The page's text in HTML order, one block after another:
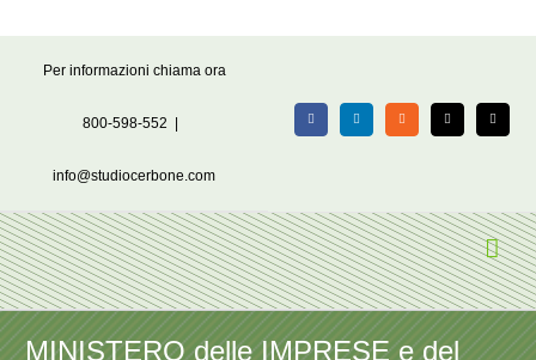
Per informazioni chiama ora
800-598-552
info@studiocerbone.com
FacebookLinkedIn Rss X Email
MINISTERO delle IMPRESE e del